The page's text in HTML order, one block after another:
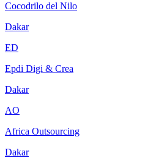
Cocodrilo del Nilo
Dakar
ED
Epdi Digi & Crea
Dakar
AO
Africa Outsourcing
Dakar